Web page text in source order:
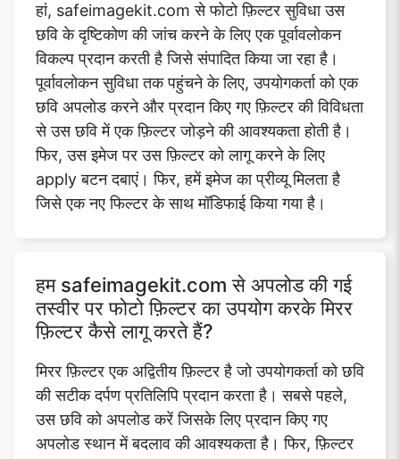
हां, safeimagekit.com से फोटो फ़िल्टर सुविधा उस
छवि के दृष्टिकोण की जांच करने के लिए एक पूर्वावलोकन
विकल्प प्रदान करती है जिसे संपादित किया जा रहा है।
पूर्वावलोकन सुविधा तक पहुंचने के लिए, उपयोगकर्ता को एक
छवि अपलोड करने और प्रदान किए गए फ़िल्टर की विविधता
से उस छवि में एक फ़िल्टर जोड़ने की आवश्यकता होती है।
फिर, उस इमेज पर उस फ़िल्टर को लागू करने के लिए
apply बटन दबाएं। फिर, हमें इमेज का प्रीव्यू मिलता है
जिसे एक नए फिल्टर के साथ मॉडिफाई किया गया है।
हम safeimagekit.com से अपलोड की गई
तस्वीर पर फोटो फ़िल्टर का उपयोग करके मिरर
फ़िल्टर कैसे लागू करते हैं?
मिरर फ़िल्टर एक अद्वितीय फ़िल्टर है जो उपयोगकर्ता को छवि
की सटीक दर्पण प्रतिलिपि प्रदान करता है। सबसे पहले,
उस छवि को अपलोड करें जिसके लिए प्रदान किए गए
अपलोड स्थान में बदलाव की आवश्यकता है। फिर, फ़िल्टर